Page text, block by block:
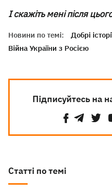
І скажіть мені після
Новини по темі:
Добрі
Війна України з Росією
Підписуйтесь на
Статті по темі